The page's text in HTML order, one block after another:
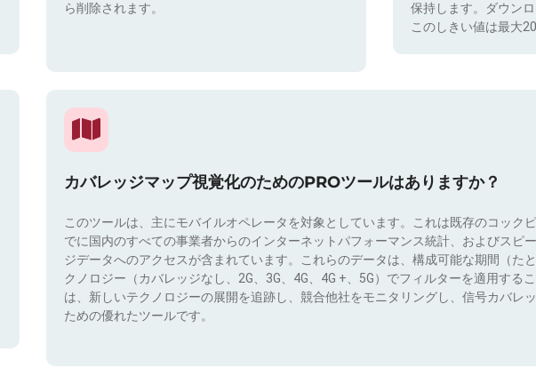
ら削除されます。
保持します。ダウン
このしきい値は最大
カバレッジマップ視覚化のためのPROツールはありますか？
このツールは、主にモバイルオペレータを対象としています。これは既存のコック
でに国内のすべての事業者からのインターネットパフォーマンス統計、およびスピ
ジデータへのアクセスが含まれています。これらのデータは、構成可能な期間（た
クノロジー（カバレッジなし、2G、3G、4G、4G +、5G）でフィルターを適用する
は、新しいテクノロジーの展開を追跡し、競合他社をモニタリングし、信号カバレ
ための優れたツールです。